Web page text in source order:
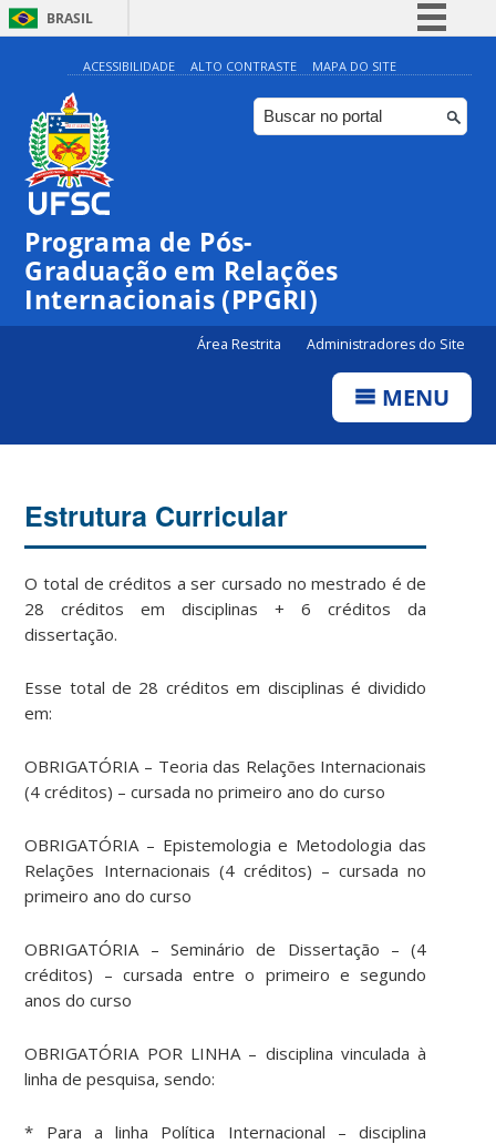
BRASIL
Simplifique!
Comunica BR
Participe
ACESSIBILIDADE ALTO CONTRASTE MAPA DO SITE
Programa de Pós-
Graduação em Relações
Internacionais (PPGRI)
Área Restrita Administradores do Site
MENU
Estrutura Curricular
O total de créditos a ser cursado no mestrado é de
28 créditos em disciplinas + 6 créditos da
dissertação.
Esse total de 28 créditos em disciplinas é dividido
em:
OBRIGATÓRIA – Teoria das Relações Internacionais
(4 créditos) – cursada no primeiro ano do curso
OBRIGATÓRIA – Epistemologia e Metodologia das
Relações Internacionais (4 créditos) – cursada no
primeiro ano do curso
OBRIGATÓRIA – Seminário de Dissertação – (4
créditos) – cursada entre o primeiro e segundo
anos do curso
OBRIGATÓRIA POR LINHA – disciplina vinculada à
linha de pesquisa, sendo:
* Para a linha Política Internacional – disciplina